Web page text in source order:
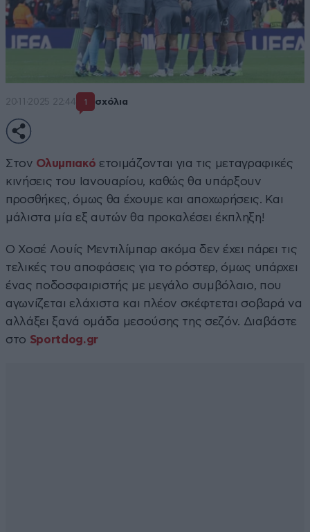
20·11·2025 22:44 1 σχόλια
Στον Ολυμπιακό ετοιμάζονται για τις μεταγραφικές
κινήσεις του Ιανουαρίου, καθώς θα υπάρξουν
προσθήκες, όμως θα έχουμε και αποχωρήσεις. Και
μάλιστα μία εξ αυτών θα προκαλέσει έκπληξη!
Ο Χοσέ Λουίς Μεντιλίμπαρ ακόμα δεν έχει πάρει τις
τελικές του αποφάσεις για το ρόστερ, όμως υπάρχει
ένας ποδοσφαιριστής με μεγάλο συμβόλαιο, που
αγωνίζεται ελάχιστα και πλέον σκέφτεται σοβαρά να
αλλάξει ξανά ομάδα μεσούσης της σεζόν. Διαβάστε
στο Sportdog.gr